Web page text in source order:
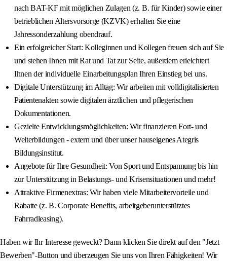
nach BAT-KF mit möglichen Zulagen (z. B. für Kinder) sowie einer
betrieblichen Altersvorsorge (KZVK) erhalten Sie eine
Jahressonderzahlung obendrauf.
Ein erfolgreicher Start: Kolleginnen und Kollegen freuen sich auf Sie
und stehen Ihnen mit Rat und Tat zur Seite, außerdem erleichtert
Ihnen der individuelle Einarbeitungsplan Ihren Einstieg bei uns.
Digitale Unterstützung im Alltag: Wir arbeiten mit volldigitalisierten
Patientenakten sowie digitalen ärztlichen und pflegerischen
Dokumentationen.
Gezielte Entwicklungsmöglichkeiten: Wir finanzieren Fort- und
Weiterbildungen - extern und über unser hauseigenes Ategris
Bildungsinstitut.
Angebote für Ihre Gesundheit: Von Sport und Entspannung bis hin
zur Unterstützung in Belastungs- und Krisensituationen und mehr!
Attraktive Firmenextras: Wir haben viele Mitarbeitervorteile und
Rabatte (z. B. Corporate Benefits, arbeitgeberunterstütztes
Fahrradleasing).
Haben wir Ihr Interesse geweckt? Dann klicken Sie direkt auf den "Jetzt
Bewerben"-Button und überzeugen Sie uns von Ihren Fähigkeiten! Wir